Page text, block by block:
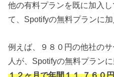
他の有料プランを既に加入
て、Spotifyの無料プランに
例えば、９８０円の他社の
人が、Spotifyの無料プラン
１２ヶ月で年間１１,７６０